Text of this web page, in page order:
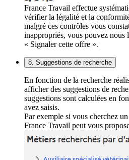
France Travail effectue
vérifier la légalité et la
malgré ces contrôles vous
inappropriés, vous pouvez nous
« Signaler cette offre ».
8. Suggestions de recherche
En fonction de la recherche
afficher des suggestions de
suggestions sont calculées en
avez saisis.
Par exemple si vous cherchez
France Travail peut vous